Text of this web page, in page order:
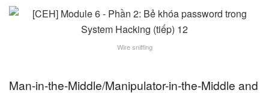
Wire sniffing
Man-in-the-Middle/Manipulator-in-the-Middle and